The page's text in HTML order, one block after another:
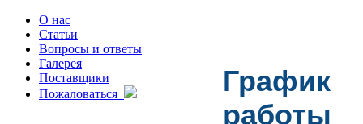
О нас
Статьи
Вопросы и ответы
Галерея
Поставщики
Пожаловаться
График
работы